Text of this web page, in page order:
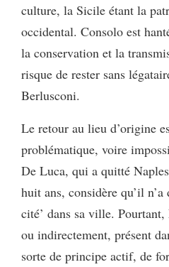
culture, la Sicile étant la
occidental. Consolo est
la conservation et la
risque de rester sans
Berlusconi.
Le retour au lieu d’origine
problématique, voire
De Luca, qui a quitté
huit ans, considère qu’il
cité’ dans sa ville.
ou indirectement, présent
sorte de principe actif, de